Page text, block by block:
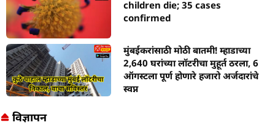
children die; 35 cases
confirmed
मुंबईकरांसाठी मोठी बातमी! म्हाडाच्या
2,640 घरांच्या लॉटरीचा मुहूर्त ठरला, 6
ऑगस्टला पूर्ण होणारे हजारो अर्जदारांचे
स्वप्न
विज्ञापन